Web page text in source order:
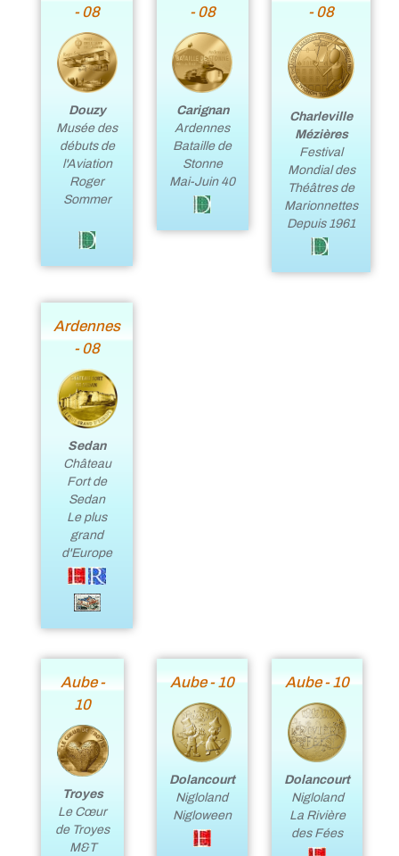
- 08
Douzy
Musée des
débuts de
l'Aviation
Roger
Sommer
- 08
Carignan
Ardennes
Bataille de
Stonne
Mai-Juin 40
- 08
Charleville
Mézières
Festival
Mondial des
Théâtres de
Marionnettes
Depuis 1961
Ardennes
- 08
Sedan
Château
Fort de
Sedan
Le plus
grand
d'Europe
Aube -
10
Troyes
Le Cœur
de Troyes
M&T
Aube - 10
Dolancourt
Nigloland
Nigloween
Aube - 10
Dolancourt
Nigloland
La Rivière
des Fées